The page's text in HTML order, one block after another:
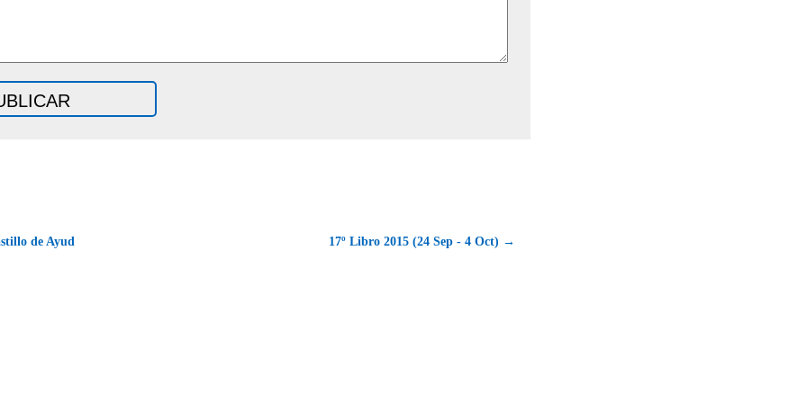
de Ayud 17º Libro 2015 (24 Sep - 4 Oct) →